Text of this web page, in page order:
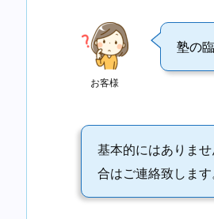
お客様
塾の
基本的にはありま
合はご連絡致します